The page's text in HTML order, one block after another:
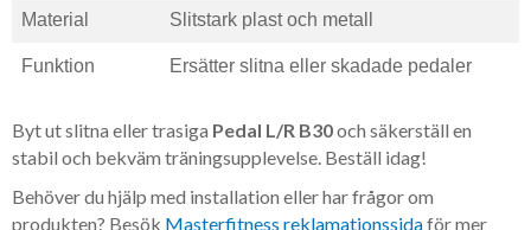
Material Slitstark plast och metall
Funktion Ersätter slitna eller skadade pedaler
Byt ut slitna eller trasiga Pedal L/R B30och säkerställ en
stabil och bekväm träningsupplevelse. Beställ idag!
Behöver du hjälp med installation eller har frågor om
produkten? Besök Masterfitness reklamationssidaför mer